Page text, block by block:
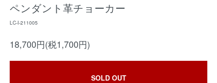
ペンダント革チョーカー
LC-I-211005
18,700円(税1,700円)
SOLD OUT